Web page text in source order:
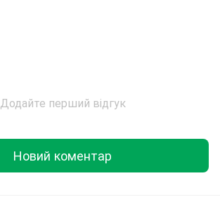
Додайте перший відгук
Новий коментар